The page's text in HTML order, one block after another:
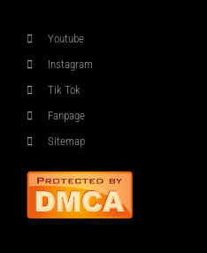
Youtube
Instagram
Tik Tok
Fanpage
Sitemap